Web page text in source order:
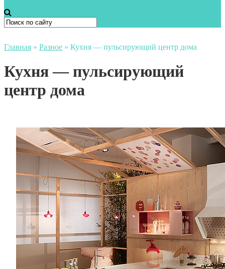
Главная » Разное » Кухня — пульсирующий центр дома
Кухня — пульсирующий
центр дома